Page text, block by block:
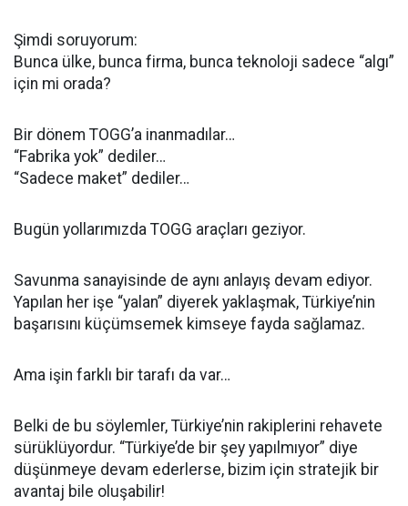
Şimdi soruyorum:
Bunca ülke, bunca firma, bunca teknoloji sadece “algı”
için mi orada?
Bir dönem TOGG’a inanmadılar…
“Fabrika yok” dediler…
“Sadece maket” dediler…
Bugün yollarımızda TOGG araçları geziyor.
Savunma sanayisinde de aynı anlayış devam ediyor.
Yapılan her işe “yalan” diyerek yaklaşmak, Türkiye’nin
başarısını küçümsemek kimseye fayda sağlamaz.
Ama işin farklı bir tarafı da var…
Belki de bu söylemler, Türkiye’nin rakiplerini rehavete
sürüklüyordur. “Türkiye’de bir şey yapılmıyor” diye
düşünmeye devam ederlerse, bizim için stratejik bir
avantaj bile oluşabilir!